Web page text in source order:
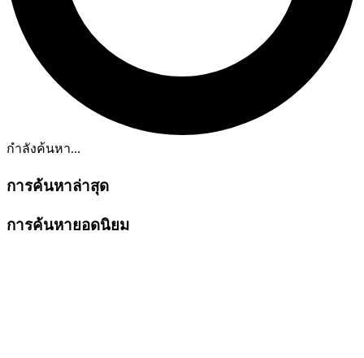
กำลังค้นหา...
การค้นหาล่าสุด
การค้นหายอดนิยม